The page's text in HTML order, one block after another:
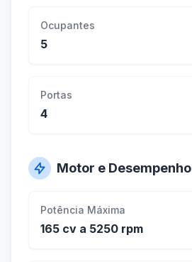
Ocupantes
5
Portas
4
Motor e Desempenho
Potência Máxima
165 cv a 5250 rpm